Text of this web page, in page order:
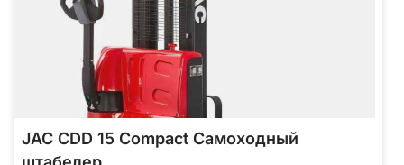
JAC CDD 15 Compact Самоходный